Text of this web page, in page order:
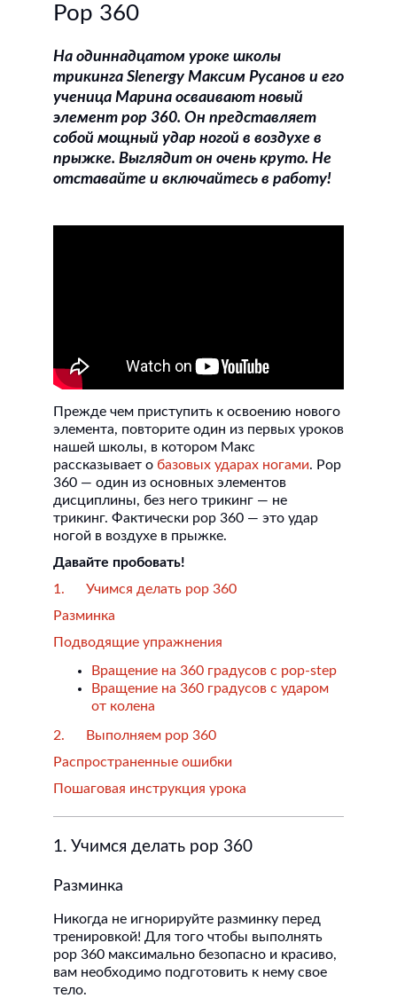
Pop 360
На одиннадцатом уроке школы
трикинга Slenergy Максим Русанов и его
ученица Марина осваивают новый
элемент pop 360. Он представляет
собой мощный удар ногой в воздухе в
прыжке. Выглядит он очень круто. Не
отставайте и включайтесь в работу!
Прежде чем приступить к освоению нового
элемента, повторите один из первых уроков
нашей школы, в котором Макс
рассказывает о базовых ударах ногами. Pop
360 — один из основных элементов
дисциплины, без него трикинг — не
трикинг. Фактически pop 360 — это удар
ногой в воздухе в прыжке.
Давайте пробовать!
1. Учимся делать pop 360
Разминка
Подводящие упражнения
Вращение на 360 градусов с pop-step
Вращение на 360 градусов с ударом
от колена
2. Выполняем pop 360
Распространенные ошибки
Пошаговая инструкция урока
1. Учимся делать pop 360
Разминка
Никогда не игнорируйте разминку перед
тренировкой! Для того чтобы выполнять
pop 360 максимально безопасно и красиво,
вам необходимо подготовить к нему свое
тело.